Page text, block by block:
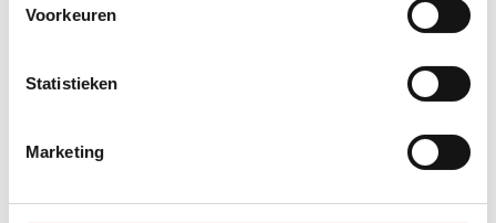
Voorkeuren
Statistieken
Marketing
De Mekong Delta in
Zuid-Vietnam